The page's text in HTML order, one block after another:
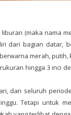
(maka nama
dari bagian datar,
merah, putih,
hingga 3 inci
dan seluruh
Tetapi untuk